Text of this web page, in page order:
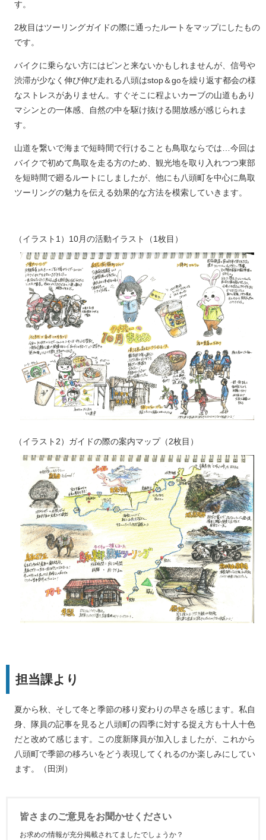
す。
2枚目はツーリングガイドの際に通ったルートをマップにしたもの
です。
バイクに乗らない方にはピンと来ないかもしれませんが、信号や
渋滞が少なく伸び伸び走れる八頭はstop＆goを繰り返す都会の様
なストレスがありません。すぐそこに程よいカーブの山道もあり
マシンとの一体感、自然の中を駆け抜ける開放感が感じられま
す。
山道を繋いで海まで短時間で行けることも鳥取ならでは…今回は
バイクで初めて鳥取を走る方のため、観光地を取り入れつつ東部
を短時間で廻るルートにしましたが、他にも八頭町を中心に鳥取
ツーリングの魅力を伝える効果的な方法を模索していきます。
（イラスト1）10月の活動イラスト（1枚目）
（イラスト2）ガイドの際の案内マップ（2枚目）
​担当課より
夏から秋、そして冬と季節の移り変わりの早さを感じます。私自
身、隊員の記事を見ると八頭町の四季に対する捉え方も十人十色
だと改めて感じます。この度新隊員が加入しましたが、これから
八頭町で季節の移ろいをどう表現してくれるのか楽しみにしてい
ます。（田渕）
皆さまのご意見をお聞かせください
お求めの情報が充分掲載されてましたでしょうか？